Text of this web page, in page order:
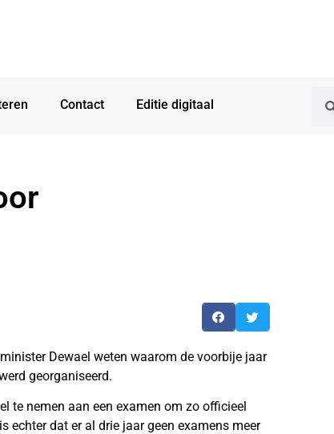
Contact Editie digitaal
Dewael weten waarom de voorbije jaar
georganiseerd.
te nemen aan een examen om zo officieel
echter dat er al drie jaar geen examens meer